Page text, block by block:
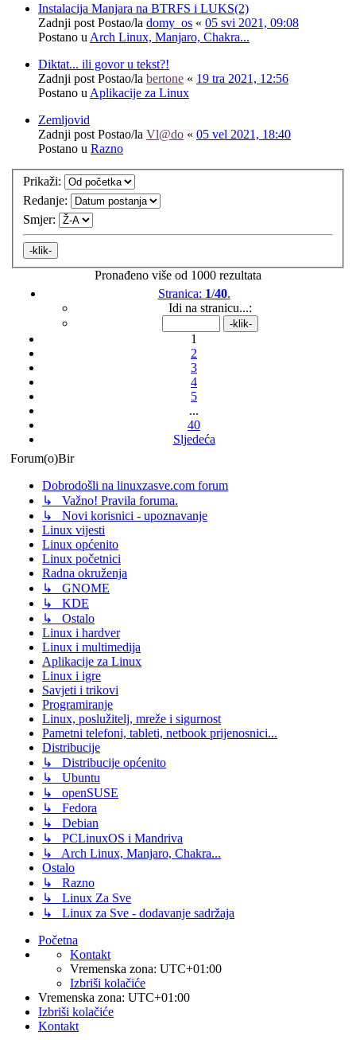
Instalacija Manjara na BTRFS i LUKS(2)
Zadnji post Postao/la domy_os « 05 svi 2021, 09:08
Postano u Arch Linux, Manjaro, Chakra...
Diktat... ili govor u tekst?!
Zadnji post Postao/la bertone « 19 tra 2021, 12:56
Postano u Aplikacije za Linux
Zemljovid
Zadnji post Postao/la Vl@do « 05 vel 2021, 18:40
Postano u Razno
Prikaži:
Redanje:
Smjer:
Pronađeno više od 1000 rezultata
Stranica: 1/40.
Idi na stranicu...:
1
2
3
4
5
...
40
Sljedeća
Forum(o)Bir
Dobrodošli na linuxzasve.com forum
↳ Važno! Pravila foruma.
↳ Novi korisnici - upoznavanje
Linux vijesti
Linux općenito
Linux početnici
Radna okruženja
↳ GNOME
↳ KDE
↳ Ostalo
Linux i hardver
Linux i multimedija
Aplikacije za Linux
Linux i igre
Savjeti i trikovi
Programiranje
Linux, poslužitelj, mreže i sigurnost
Pametni telefoni, tableti, netbook prijenosnici...
Distribucije
↳ Distribucije općenito
↳ Ubuntu
↳ openSUSE
↳ Fedora
↳ Debian
↳ PCLinuxOS i Mandriva
↳ Arch Linux, Manjaro, Chakra...
Ostalo
↳ Razno
↳ Linux Za Sve
↳ Linux za Sve - dodavanje sadržaja
Početna
Kontakt
Vremenska zona: UTC+01:00
Izbriši kolačiće
Vremenska zona: UTC+01:00
Izbriši kolačiće
Kontakt